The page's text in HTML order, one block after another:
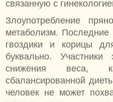
связанную с
Злоупотребление
метаболизм. Последние
гвоздики и корицы
буквально.
снижения веса,
сбалансированной
человек не может